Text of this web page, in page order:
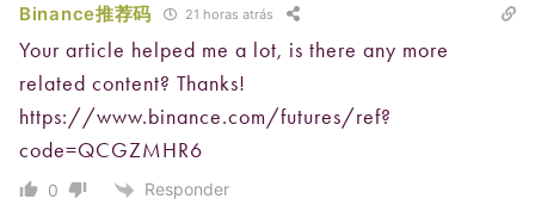
Binance推荐码 21 horas atrás
Your article helped me a lot, is there any more
related content? Thanks!
https://www.binance.com/futures/ref?
code=QCGZMHR6
0 Responder